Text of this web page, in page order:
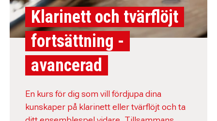
Klarinett och tvärflöjt
fortsättning -
avancerad
En kurs för dig som vill fördjupa dina
kunskaper på klarinett eller tvärflöjt och ta